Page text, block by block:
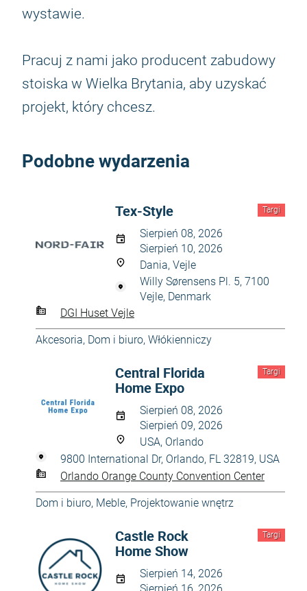
wystawie.
Pracuj z nami jako producent zabudowy
stoiska w Wielka Brytania, aby uzyskać
projekt, który chcesz.
Podobne wydarzenia
Targi
Tex-Style
Sierpień 08, 2026
Sierpień 10, 2026
Dania, Vejle
Willy Sørensens Pl. 5, 7100
Vejle, Denmark
DGI Huset Vejle
Akcesoria, Dom i biuro, Włókienniczy
Targi
Central Florida
Home Expo
Sierpień 08, 2026
Sierpień 09, 2026
USA, Orlando
9800 International Dr, Orlando, FL 32819, USA
Orlando Orange County Convention Center
Dom i biuro, Meble, Projektowanie wnętrz
Targi
Castle Rock
Home Show
Sierpień 14, 2026